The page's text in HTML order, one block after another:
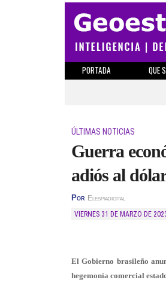
PORTADA QUE
ÚLTIMAS NOTICIAS
Guerra
adiós al
Por Elespiadigital
VIERNES 31 DE MARZO DE
El Gobierno brasileño
hegemonía comercial